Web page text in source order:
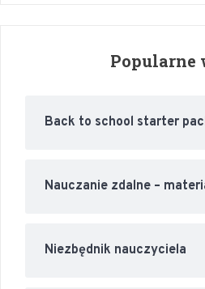
Popularne
Back to school starter
Nauczanie zdalne –
Niezbędnik nauczyciela